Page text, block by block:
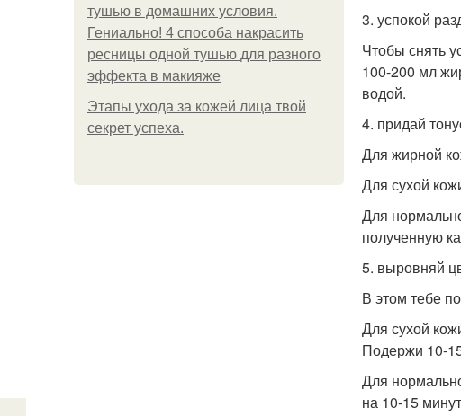
тушью в домашних условия.
Гениально! 4 способа накрасить
ресницы одной тушью для разного
эффекта в макияже
Этапы ухода за кожей лица твой
секрет успеха.
3. успокой
Чтобы снять
100-200 мл
водой.
4. придай
Для жирной
Для сухой
Для
полученную
5. выровняй
В этом тебе
Для сухой
Подержи 10-
Для
на 10-15